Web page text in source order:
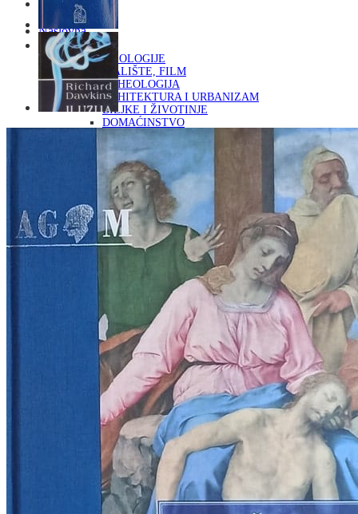
Naslovna
KNJIGE
OD ARHEOLOGIJE
DO KAZALIŠTE, FILM
ARHEOLOGIJA
ARHITEKTURA I URBANIZAM
BILJKE I ŽIVOTINJE
DOMAĆINSTVO
ENCIKLOPEDIJE I LEKSIKONI
ETNOLOGIJA
FILOZOFIJA, SOCIOLOGIJA, ANTROPOLOGIJA
FOTOGRAFIJA
GLAZBENA UMJETNOST
KAZALIŠTE, FILM
OD KNJIŽEVNOST
DO RELIGIJA
KNJIŽEVNOST
LIKOVNA UMJETNOST
LJEKOVITO BILJE I ZDRAVLJE
MITOLOGIJA
POVIJEST I PUBLICISTIKA
PRIRODNE ZNANOSTI
PSIHOLOGIJA, POPULARNA PSIHOLOGIJA,
ALTERNATIVA
RAZNO
RELIGIJA
OD RJEČNIKA
DO ZEMLJOVIDA
RJEČNICI, GRAMATIKE, PRAVOPISI…
ŠAH
SPORT
STRIPOVI
TEHNIČKE ZNANOSTI
TEORIJA I POVIJEST KNJIŽEVNOSTI
VEDUTE
ZAGREB
ZEMLJOVIDI
Otkup knjiga